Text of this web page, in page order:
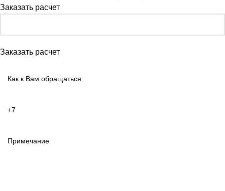
Заказать расчет
Заказать расчет